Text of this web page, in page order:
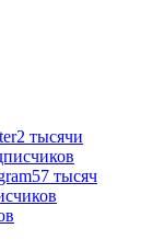
2 тысячи
57 тысяч